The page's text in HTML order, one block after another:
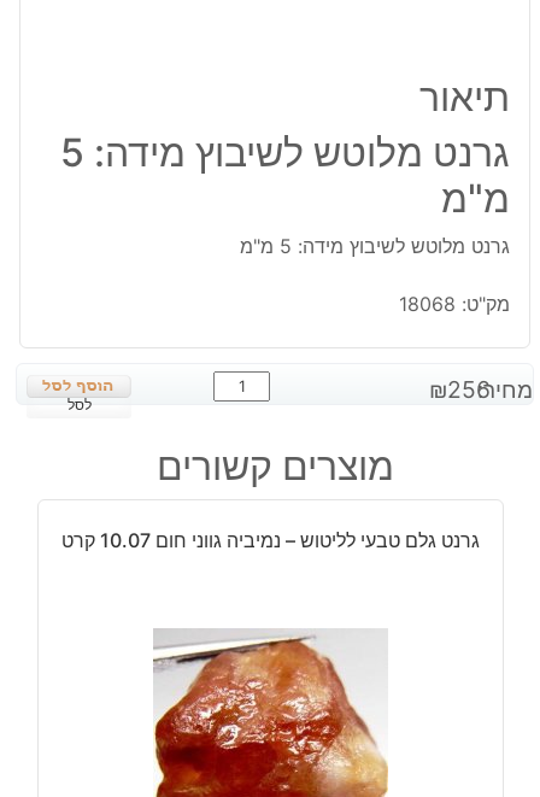
תיאור
גרנט מלוטש לשיבוץ מידה: 5
מ"מ
גרנט מלוטש לשיבוץ מידה: 5 מ"מ
מק"ט: 18068
מחיר: ₪256
כמות
של
מלוטש
לשיבוץ
5
לסל
מוצרים קשורים
גרנט גלם טבעי לליטוש – נמיביה גווני חום 10.07 קרט